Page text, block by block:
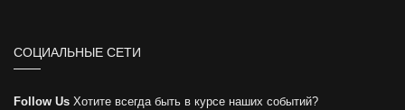
СОЦИАЛЬНЫЕ СЕТИ
Follow Us Хотите всегда быть в курсе наших событий?